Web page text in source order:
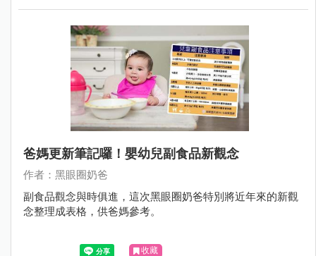
爸媽更新筆記囉！嬰幼兒副食品新觀念
作者：黑眼圈奶爸
副食品觀念與時俱進，這次黑眼圈奶爸特別將近年來的新觀
念整理成表格，供爸媽參考。
收藏